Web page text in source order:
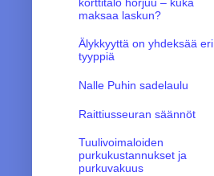
maksaa laskun?
Älykkyyttä on yhdeksää eri
tyyppiä
Nalle Puhin sadelaulu
Raittiusseuran säännöt
Tuulivoimaloiden
purkukustannukset ja
purkuvakuus